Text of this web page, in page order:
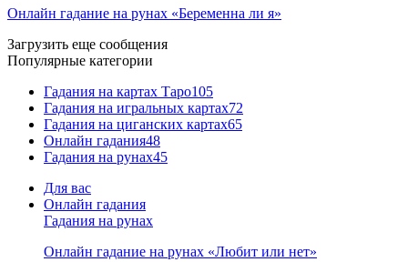
Онлайн гадание на рунах «Беременна ли я»
Загрузить еще сообщения
Популярные категории
Гадания на картах Таро105
Гадания на игральных картах72
Гадания на циганских картах65
Онлайн гадания48
Гадания на рунах45
Для вас
Онлайн гадания
Гадания на рунах
Онлайн гадание на рунах «Любит или нет»